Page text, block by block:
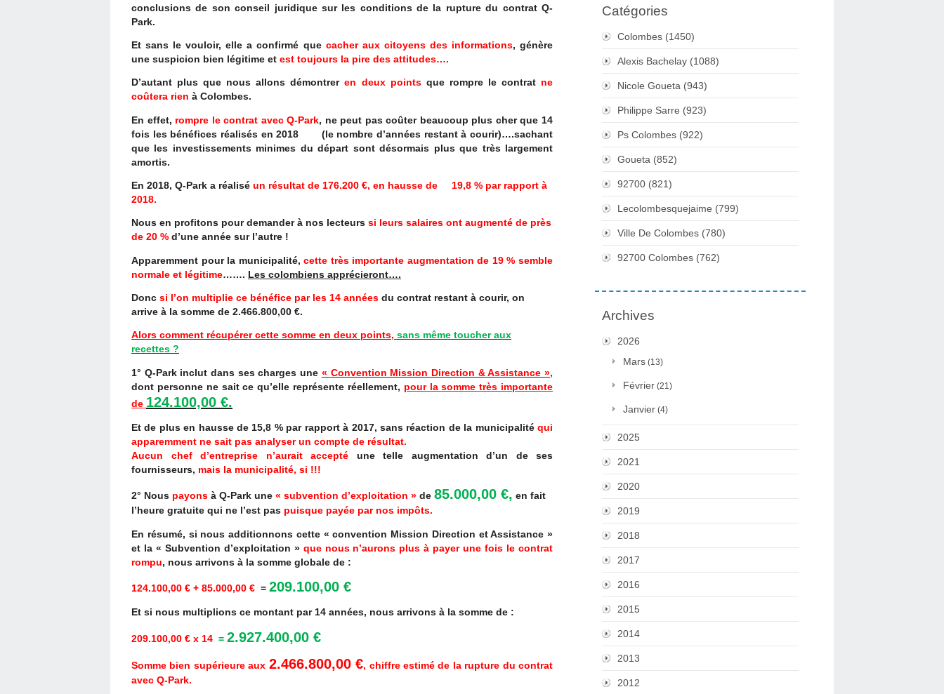
conclusions de son conseil juridique sur les conditions de la rupture du contrat Q-
Park.
Et sans le vouloir, elle a confirmé que cacher aux citoyens des informations, génère
une suspicion bien légitime et est toujours la pire des attitudes….
D’autant plus que nous allons démontreren deux points que rompre le contrat ne
coûtera rien à Colombes.
En effet, rompre le contrat avec Q-Park, ne peut pas coûter beaucoup plus cher que 14
fois les bénéfices réalisés en 2018 (le nombre d’années restant à courir)….sachant
que les investissements minimes du départ sont désormais plus que très largement
amortis.
En 2018, Q-Park a réalisé un résultat de 176.200 €, en hausse de 19,8 % par rapport à
2018.
Nous en profitons pour demander à nos lecteurs si leurs salaires ont augmenté de près
de 20 % d’une année sur l’autre !
Apparemment pour la municipalité,cette très importante augmentation de 19 % semble
normale et légitime……. Les colombiens apprécieront….
Donc si l’on multiplie ce bénéfice par les 14 années du contrat restant à courir, on
arrive à la somme de 2.466.800,00 €.
Alors comment récupérer cette somme en deux points, sans même toucher aux
recettes ?
1° Q-Park inclut dans ses charges une « Convention Mission Direction & Assistance »,
dont personne ne sait ce qu’elle représente réellement, pour la somme très importante
de 124.100,00 €.
Et de plus en hausse de 15,8 % par rapport à 2017, sans réaction de la municipalité qui
apparemment ne sait pas analyser un compte de résultat.
Aucun chef d’entreprise n’aurait accepté une telle augmentation d’un de ses
fournisseurs, mais la municipalité, si !!!
2° Nous payons à Q-Park une « subvention d’exploitation » de 85.000,00 €, en fait
l’heure gratuite qui ne l’est pas puisque payée par nos impôts.
En résumé, si nous additionnons cette « convention Mission Direction et Assistance »
et la « Subvention d’exploitation » que nous n’aurons plus à payer une fois le contrat
rompu, nous arrivons à la somme globale de :
124.100,00 € + 85.000,00 € = 209.100,00 €
Et si nous multiplions ce montant par 14 années, nous arrivons à la somme de :
209.100,00 € x 14 = 2.927.400,00 €
Somme bien supérieure aux 2.466.800,00 €, chiffre estimé de la rupture du contrat
avec Q-Park.
Catégories
Colombes (1450)
Alexis Bachelay (1088)
Nicole Goueta (943)
Philippe Sarre (923)
Ps Colombes (922)
Goueta (852)
92700 (821)
Lecolombesquejaime (799)
Ville De Colombes (780)
92700 Colombes (762)
Archives
2026
Mars (13)
Février (21)
Janvier (4)
2025
2021
2020
2019
2018
2017
2016
2015
2014
2013
2012